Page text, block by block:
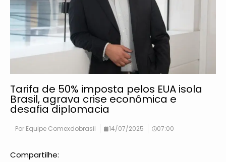
Tarifa de 50% imposta pelos EUA isola
Brasil, agrava crise econômica e
desafia diplomacia
Por Equipe Comexdobrasil 14/07/2025 07:00
Compartilhe: